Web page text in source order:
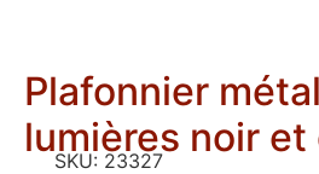
Plafonnier
lumières noir et
SKU: 23327